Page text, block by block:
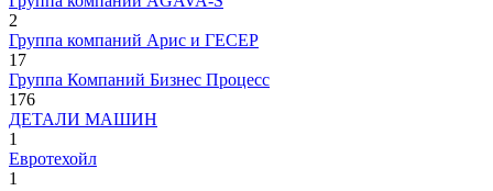
2
Группа компаний Арис и ГЕСЕР
17
Группа Компаний Бизнес Процесс
176
ДЕТАЛИ МАШИН
1
Евротехойл
1